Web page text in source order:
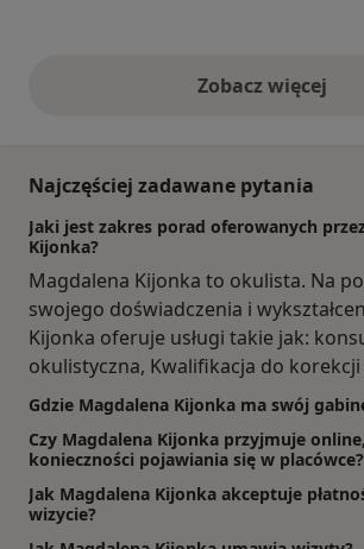
Zobacz więcej
opinie
Najczęściej zadawane pytania
Jaki jest zakres porad oferowanych
Kijonka?
Magdalena Kijonka to okulista. Na
swojego doświadczenia i
Kijonka oferuje usługi takie jak:
okulistyczna, Kwalifikacja do
Gdzie Magdalena Kijonka ma swój
Czy Magdalena Kijonka przyjmuje
konieczności pojawiania się w placówce?
Jak Magdalena Kijonka akceptuje
wizycie?